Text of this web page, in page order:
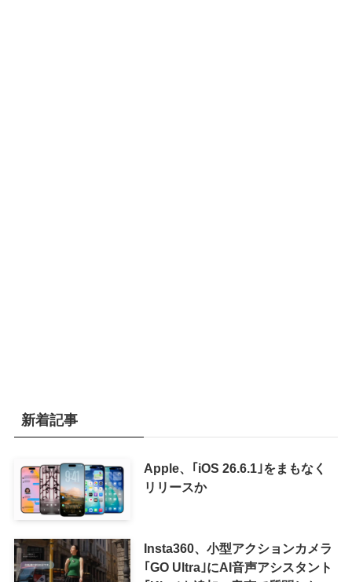
新着記事
Apple、｢iOS 26.6.1｣をまもなく
リリースか
Insta360、小型アクションカメラ
｢GO Ultra｣にAI音声アシスタント